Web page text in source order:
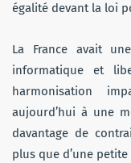
égalité devant la loi
La France avait
informatique et
harmonisation
aujourd’hui à une
davantage de
plus que d’une